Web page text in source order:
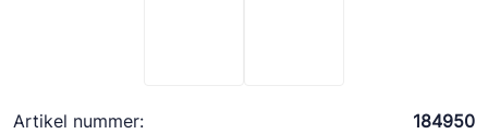
Artikel nummer:
184950